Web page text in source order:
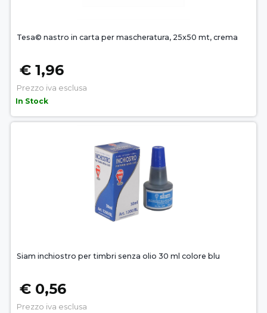
Tesa© nastro in carta per mascheratura, 25x50 mt, crema
€ 1,96
Prezzo iva esclusa
In Stock
Siam inchiostro per timbri senza olio 30 ml colore blu
€ 0,56
Prezzo iva esclusa